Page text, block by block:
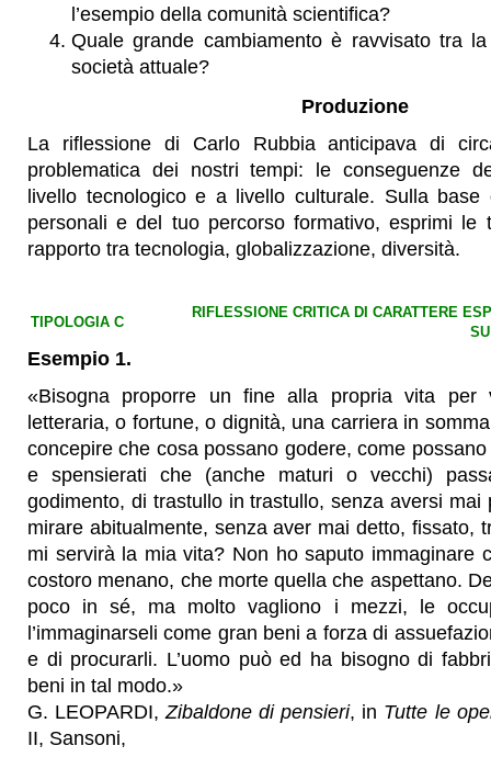
l’esempio della comunità scientifica?
Quale grande cambiamento è ravvisato tra
società attuale?
Produzione
La riflessione di Carlo Rubbia anticipava di
problematica dei nostri tempi: le conseguenze
livello tecnologico e a livello culturale. Sulla base
personali e del tuo percorso formativo, esprimi le
rapporto tra tecnologia, globalizzazione, diversità.
TIPOLOGIA C
RIFLESSIONE CRITICA DI CARATTERE
Esempio 1.
«Bisogna proporre un fine alla propria vita per
letteraria, o fortune, o dignità, una carriera in
concepire che cosa possano godere, come
e spensierati che (anche maturi o vecchi)
godimento, di trastullo in trastullo, senza aversi mai
mirare abitualmente, senza aver mai detto, fissato,
mi servirà la mia vita? Non ho saputo immaginare
costoro menano, che morte quella che aspettano.
poco in sé, ma molto vagliono i mezzi, le
l’immaginarseli come gran beni a forza di
e di procurarli. L’uomo può ed ha bisogno di
beni in tal modo.»
G. LEOPARDI,Zibaldone di pensieri, in Tutte le
II, Sansoni,